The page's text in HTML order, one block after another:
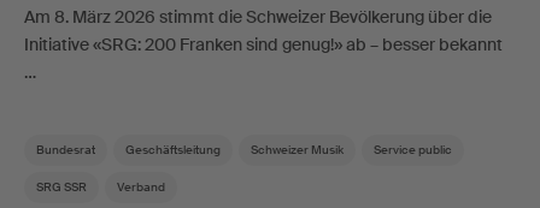
Am 8. März 2026 stimmt die Schweizer Bevölkerung über die
Initiative «SRG: 200 Franken sind genug!» ab – besser bekannt
…
Bundesrat Geschäftsleitung Schweizer Musik Service public
SRG SSR Verband